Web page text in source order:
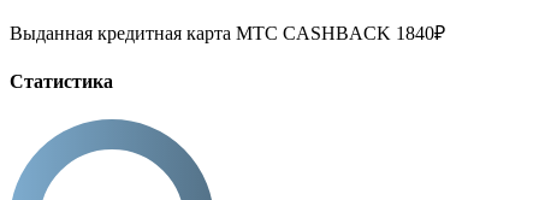
Выданная кредитная карта МТС CASHBACK 1840₽
Статистика